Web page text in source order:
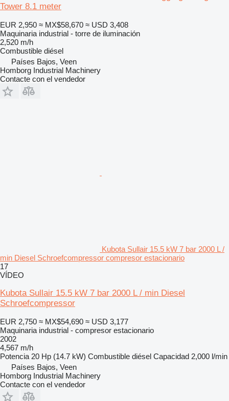
Tower 8.1 meter
EUR 2,950 ≈ MX$58,670 ≈ USD 3,408
Maquinaria industrial - torre de iluminación
2,520 m/h
Combustible diésel
Países Bajos, Veen
Homborg Industrial Machinery
Contacte con el vendedor
Kubota Sullair 15.5 kW 7 bar 2000 L /
min Diesel Schroefcompressor compresor estacionario
17
VÍDEO
Kubota Sullair 15.5 kW 7 bar 2000 L / min Diesel
Schroefcompressor
EUR 2,750 ≈ MX$54,690 ≈ USD 3,177
Maquinaria industrial - compresor estacionario
2002
4,567 m/h
Potencia 20 Hp (14.7 kW) Combustible diésel Capacidad 2,000 l/min
Países Bajos, Veen
Homborg Industrial Machinery
Contacte con el vendedor